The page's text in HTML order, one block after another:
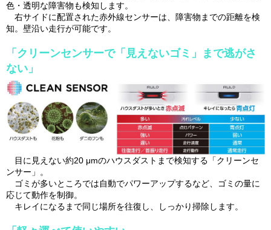
色・透明な障害物も検知します。
右サイドに配置された赤外線センサーは、障害物までの距離を検
知。壁沿い走行が可能です。
「クリーンセンサーで「見えないゴミ」まで逃がさ
ない」
目に見えない約20 μmのハウスダストまで検知する「クリーンセ
ンサー」。
ゴミが多いところでは自動でパワーアップするなど、ゴミの量に
応じて動作を制御。
キレイになるまで同じ場所を往復し、しっかり掃除します。